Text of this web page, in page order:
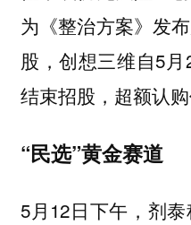
为《整治方案》发
股，创想三维自5
结束招股，超额认购
“民选”黄金赛道
5月12日下午，剂